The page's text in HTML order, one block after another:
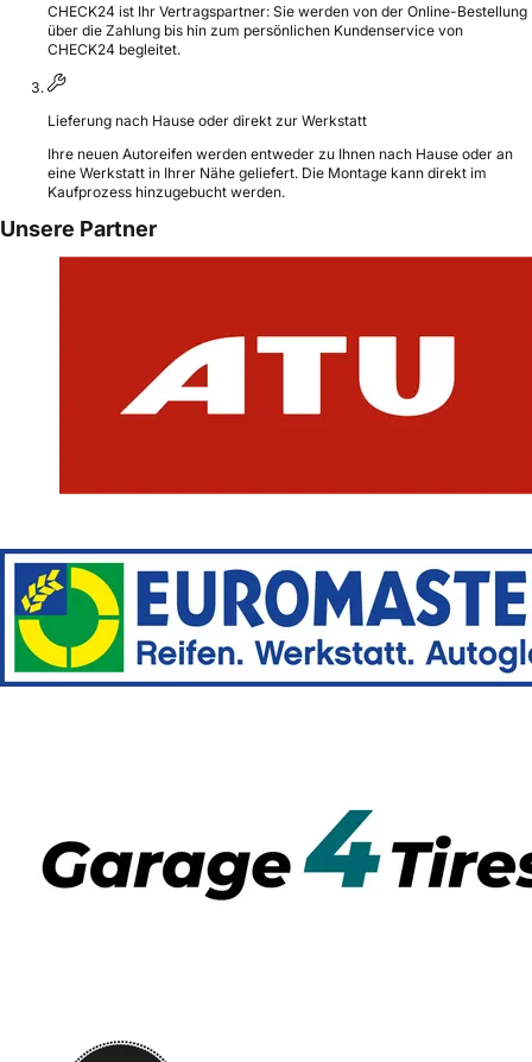
CHECK24 ist Ihr Vertragspartner: Sie werden von der Online-Bestellung
über die Zahlung bis hin zum persönlichen Kundenservice von
CHECK24 begleitet.
Lieferung nach Hause oder direkt zur Werkstatt
Ihre neuen Autoreifen werden entweder zu Ihnen nach Hause oder an
eine Werkstatt in Ihrer Nähe geliefert. Die Montage kann direkt im
Kaufprozess hinzugebucht werden.
Unsere Partner